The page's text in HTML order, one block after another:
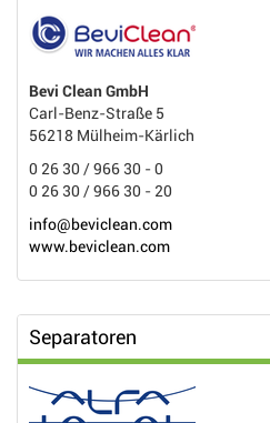
Bevi Clean GmbH
Carl-Benz-Straße 5
56218 Mülheim-Kärlich
0 26 30 / 966 30 - 0
0 26 30 / 966 30 - 20
info@beviclean.com
www.beviclean.com
Separatoren